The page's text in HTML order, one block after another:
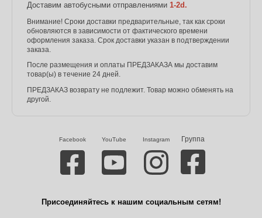
Доставим автобусными отправлениями 1-2d.
Внимание! Сроки доставки предварительные, так как сроки
обновляются в зависимости от фактического времени
оформления заказа. Срок доставки указан в подтверждении
заказа.
После размещения и оплаты ПРЕДЗАКАЗА мы доставим
товар(ы) в течение 24 дней.
ПРЕДЗАКАЗ возврату не подлежит. Товар можно обменять на
другой.
Facebook YouTube Instagram Группа
Присоединяйтесь к нашим социальным сетям!